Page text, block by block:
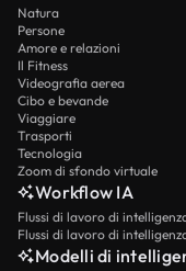
Natura
Persone
Amore e relazioni
Il Fitness
Videografia aerea
Cibo e bevande
Viaggiare
Trasporti
Tecnologia
Zoom di sfondo virtuale
Workflow IA
Flussi di lavoro di
Modelli di